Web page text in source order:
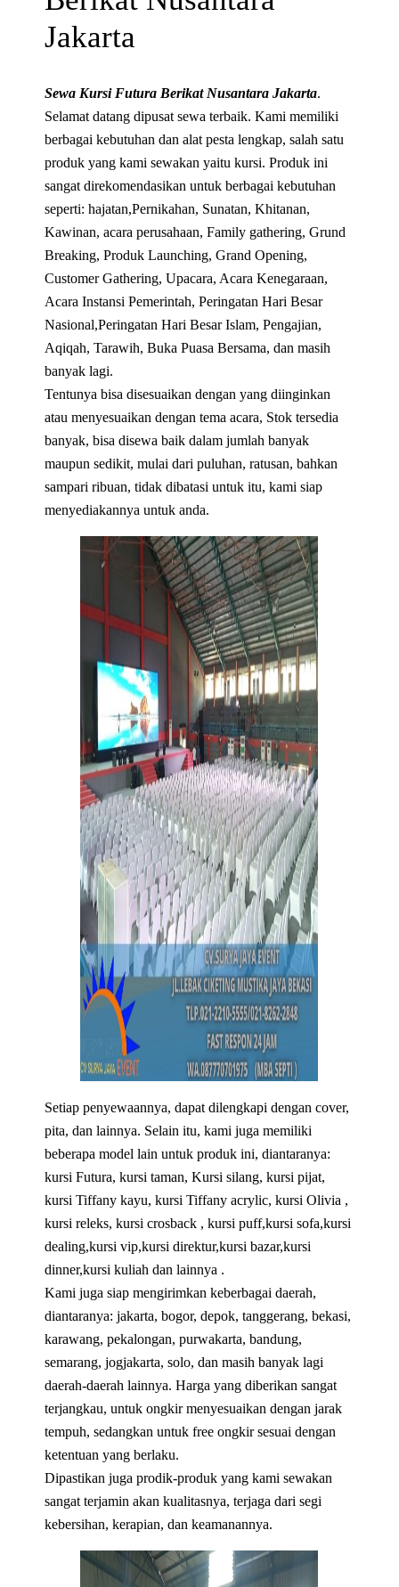
Jakarta
Sewa Kursi Futura Berikat Nusantara Jakarta.
Selamat datang dipusat sewa terbaik. Kami memiliki
berbagai kebutuhan dan alat pesta lengkap, salah satu
produk yang kami sewakan yaitu kursi. Produk ini
sangat direkomendasikan untuk berbagai kebutuhan
seperti: hajatan,Pernikahan, Sunatan, Khitanan,
Kawinan, acara perusahaan, Family gathering, Grund
Breaking, Produk Launching, Grand Opening,
Customer Gathering, Upacara, Acara Kenegaraan,
Acara Instansi Pemerintah, Peringatan Hari Besar
Nasional,Peringatan Hari Besar Islam, Pengajian,
Aqiqah, Tarawih, Buka Puasa Bersama, dan masih
banyak lagi.
Tentunya bisa disesuaikan dengan yang diinginkan
atau menyesuaikan dengan tema acara, Stok tersedia
banyak, bisa disewa baik dalam jumlah banyak
maupun sedikit, mulai dari puluhan, ratusan, bahkan
sampari ribuan, tidak dibatasi untuk itu, kami siap
menyediakannya untuk anda.
Setiap penyewaannya, dapat dilengkapi dengan cover,
pita, dan lainnya. Selain itu, kami juga memiliki
beberapa model lain untuk produk ini, diantaranya:
kursi Futura, kursi taman, Kursi silang, kursi pijat,
kursi Tiffany kayu, kursi Tiffany acrylic, kursi Olivia ,
kursi releks, kursi crosback , kursi puff,kursi sofa,kursi
dealing,kursi vip,kursi direktur,kursi bazar,kursi
dinner,kursi kuliah dan lainnya .
Kami juga siap mengirimkan keberbagai daerah,
diantaranya: jakarta, bogor, depok, tanggerang, bekasi,
karawang, pekalongan, purwakarta, bandung,
semarang, jogjakarta, solo, dan masih banyak lagi
daerah-daerah lainnya. Harga yang diberikan sangat
terjangkau, untuk ongkir menyesuaikan dengan jarak
tempuh, sedangkan untuk free ongkir sesuai dengan
ketentuan yang berlaku.
Dipastikan juga prodik-produk yang kami sewakan
sangat terjamin akan kualitasnya, terjaga dari segi
kebersihan, kerapian, dan keamanannya.